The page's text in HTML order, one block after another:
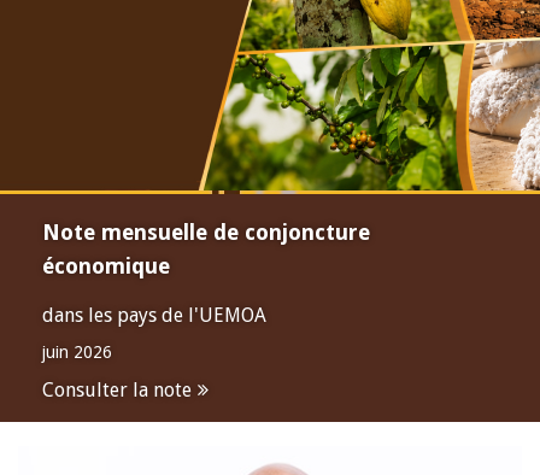
Note mensuelle de conjoncture
économique
dans les pays de l'UEMOA
juin 2026
Consulter la note